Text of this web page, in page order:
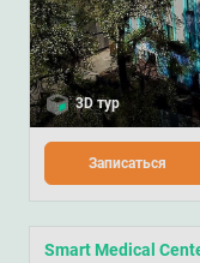
3D тур
Записаться
Smart Medical